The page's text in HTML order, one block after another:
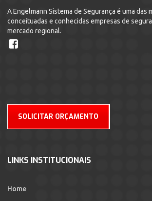
A Engelmann Sistema de Segurança é uma das
conceituadas e conhecidas empresas de
mercado regional.
SOLICITAR ORÇAMENTO
LINKS INSTITUCIONAIS
Home